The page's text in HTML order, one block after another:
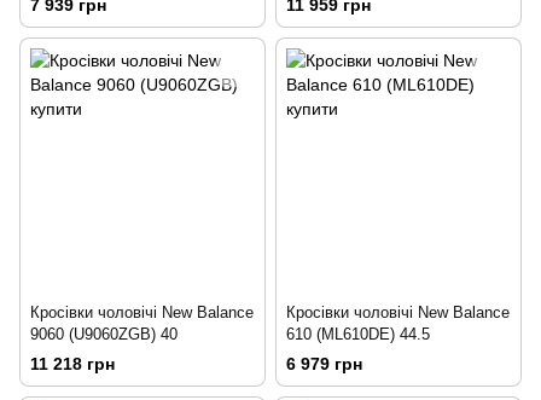
7 939 грн 11 959 грн
Кросівки чоловічі New Balance
9060 (U9060ZGB) 40
11 218 грн
Кросівки чоловічі New Balance
610 (ML610DE) 44.5
6 979 грн